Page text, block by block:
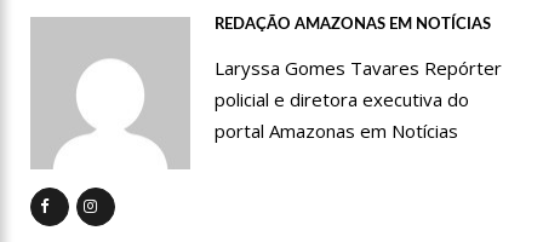
20:07 Amazonino pretende transforma o estado em um canteiro de
obras para combater desemprego? fome e miséria
Viviane Lima é aposta do MDB para ser deputada federal do
Amazonas
Prefeitura abre credenciamento de prestadores de serviços
para o Manausmed
00:59
Pré-Candidata a Deputada Federal, Viviane Lima(MDB)
desponta nas pesquisas de intenção de votos
10:06
Populares expulsam equipe da Amazonas Energia que
REDAÇÃO AMAZONAS EM NOTÍCIAS
Laryssa Gomes Tavares Repórter
policial e diretora executiva do
portal Amazonas em Notícias